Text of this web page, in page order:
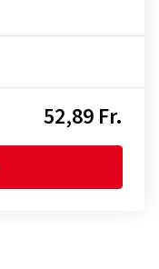
52,89 Fr.